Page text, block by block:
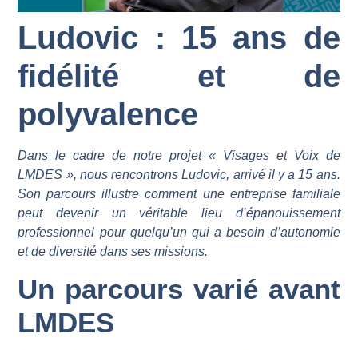
Ludovic : 15 ans de
fidélité et de
polyvalence
Dans le cadre de notre projet « Visages et Voix de
LMDES », nous rencontrons Ludovic, arrivé il y a 15 ans.
Son parcours illustre comment une entreprise familiale
peut devenir un véritable lieu d’épanouissement
professionnel pour quelqu’un qui a besoin d’autonomie
et de diversité dans ses missions.
Un parcours varié avant
LMDES